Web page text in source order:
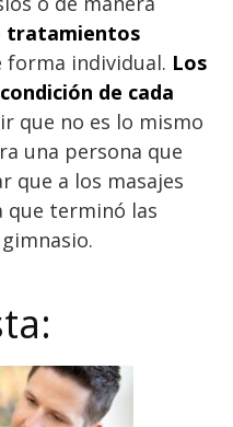
tratamientos
forma individual. Los
de cada
que no es lo mismo
una persona que
que a los masajes
que terminó las